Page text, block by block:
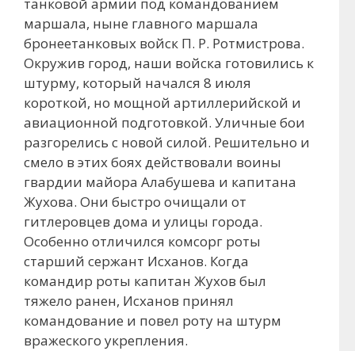
танковой армии под командованием
маршала, ныне главного маршала
бронеетанковых войск П. Р. Ротмистрова.
Окружив город, наши войска готовились к
штурму, который начался 8 июля
короткой, но мощной артиллерийской и
авиационной подготовкой. Уличные бои
разгорелись с новой силой. Решительно и
смело в этих боях действовали воины
гвардии майора Алабушева и капитана
Жухова. Они быстро очищали от
гитлеровцев дома и улицы города.
Особенно отличился комсорг роты
старший сержант Исханов. Когда
командир роты капитан Жухов был
тяжело ранен, Исханов принял
командование и повел роту на штурм
вражеского укрепления.